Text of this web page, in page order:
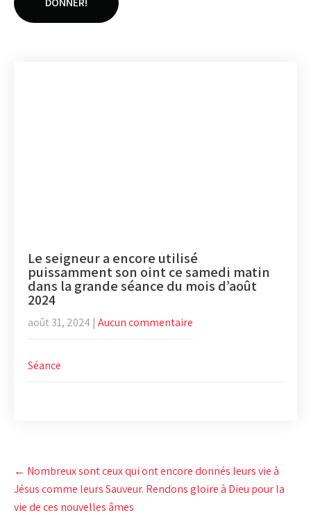
Le seigneur a encore utilisé
puissamment son oint ce samedi matin
dans la grande séance du mois d’août
2024
août 31, 2024 | Aucun commentaire
Séance
Post
navigation
← Nombreux sont ceux qui ont encore donnés leurs vie à
Jésus comme leurs Sauveur. Rendons gloire à Dieu pour la
vie de ces nouvelles âmes